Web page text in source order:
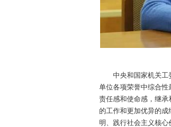
中央和国家机关工委
单位各项荣誉中综合性
责任感和使命感，继
的工作和更加优异的
明、践行社会主义核心